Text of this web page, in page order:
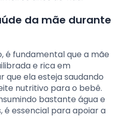
da mãe durante
é fundamental que a mãe
e rica em
que ela esteja saudando
nutritivo para o bebê.
bastante água e
é essencial para apoiar a